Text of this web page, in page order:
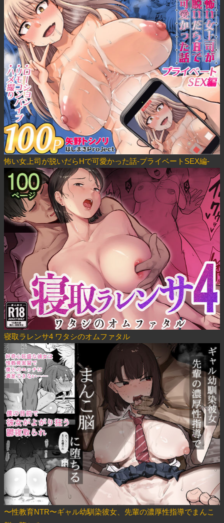
怖い女上司が脱いだらHで可愛かった話-プライベートSEX編-
寝取ラレンサ4 ワタシのオムファタル
〜性教育NTR〜ギャル幼馴染彼女、先輩の濃厚性指導でまんこ